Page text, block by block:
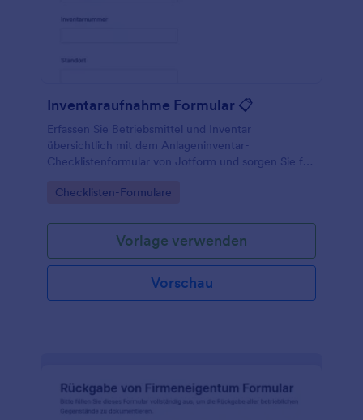
Inventaraufnahme Formular 📋
Erfassen Sie Betriebsmittel und Inventar
übersichtlich mit dem Anlageninventar-
Checklistenformular von Jotform und sorgen Sie für
nachvollziehbare Dokumentation in Büro, Werkstatt
Go to Category:
Checklisten-Formulare
Vorlage verwenden
Vorschau